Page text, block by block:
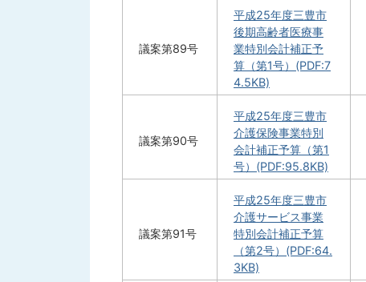
議案第89号
平成25年度三豊市
後期高齢者医療事
業特別会計補正予
算（第1号）(PDF:7
4.5KB)
議案第90号
平成25年度三豊市
介護保険事業特別
会計補正予算（第1
号）(PDF:95.8KB)
議案第91号
平成25年度三豊市
介護サービス事業
特別会計補正予算
（第2号）(PDF:64.
3KB)